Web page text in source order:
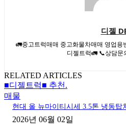
디젤
🚛중고트럭매매 중고화물차매매 영업용
디젤트럭🚛 📞상담문
RELATED ARTICLES
■디젤트럭■ 추천.
매물
현대 올 뉴마이티시세 3.5톤 냉동탑
2026년 06월 02일